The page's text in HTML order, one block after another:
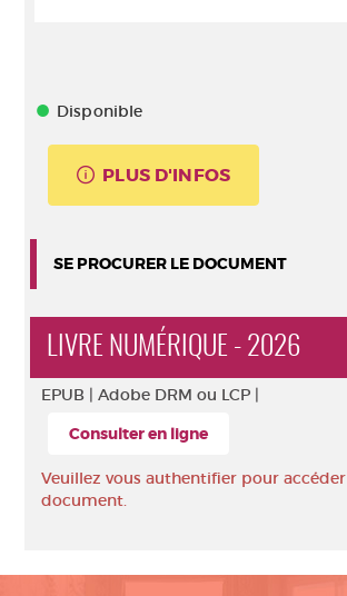
Disponible
PLUS D'INFOS
SE PROCURER LE DOCUMENT
LIVRE NUMÉRIQUE - 2026
EPUB | Adobe DRM ou LCP |
Consulter en ligne
Veuillez vous authentifier pour
document.